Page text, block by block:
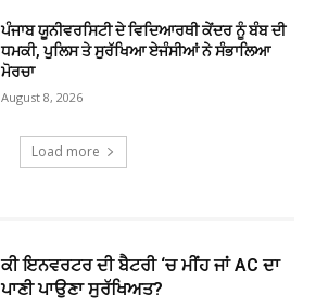
ਪੰਜਾਬ ਯੂਨੀਵਰਸਿਟੀ ਦੇ ਵਿਦਿਆਰਥੀ ਕੇਂਦਰ ਨੂੰ ਬੰਬ ਦੀ
ਧਮਕੀ, ਪੁਲਿਸ ਤੇ ਸੁਰੱਖਿਆ ਏਜੰਸੀਆਂ ਨੇ ਸੰਭਾਲਿਆ
ਮੋਰਚਾ
August 8, 2026
Load more
ਕੀ ਇਨਵਰਟਰ ਦੀ ਬੈਟਰੀ ‘ਚ ਮੀਂਹ ਜਾਂ AC ਦਾ
ਪਾਣੀ ਪਾਉਣਾ ਸੁਰੱਖਿਅਤ?